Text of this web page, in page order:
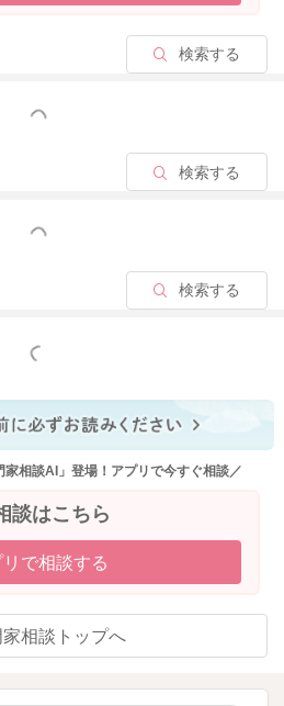
検索する
っと見る
検索する
っと見る
検索する
っと見る
相談AI」登場！アプリで今すぐ相談／
談はこちら
リで相談する
相談トップへ